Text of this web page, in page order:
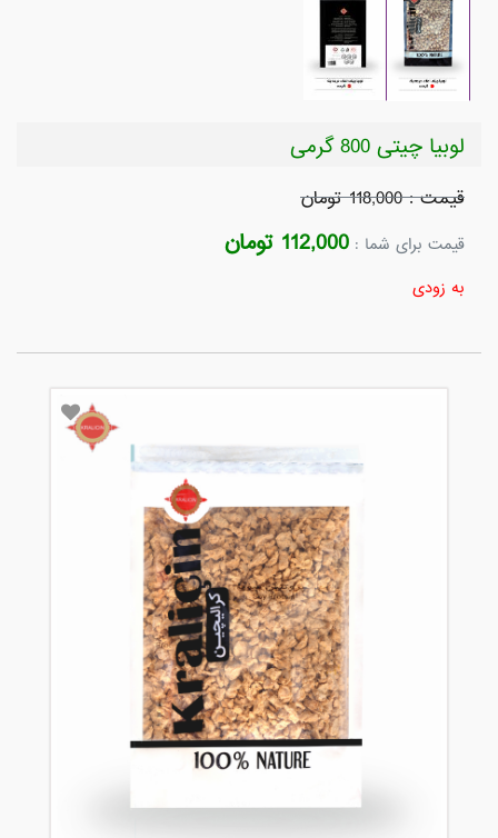
لوبیا چیتی 800 گرمی
قیمت : 118,000 تومان
قیمت برای شما : 112,000 تومان
به زودی